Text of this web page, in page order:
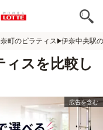
町のピラティス 伊奈中央駅
ィスを比較し